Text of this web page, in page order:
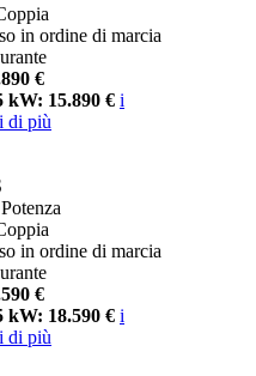
in ordine di marcia
€
kW: 15.890 € i
di più
Potenza
in ordine di marcia
€
kW: 18.590 € i
di più